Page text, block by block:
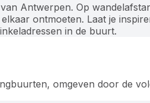
Antwerpen. Op
ontmoeten. Laat je
in de buurt.
omgeven door de